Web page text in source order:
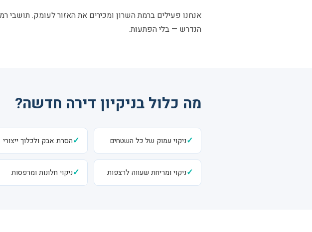
אנחנו פעילים ברמת השרון ומכירים את האזור לעומק. תושבי
הנדרש — בלי הפתעות.
מה כלול בניקיון דירה חדשה?
✓ניקוי עמוק של כל השטחים ✓הסרת אבק ולכלוך ייצורי
✓ניקוי ומריחת שעווה לרצפות ✓ניקוי חלונות ומרפסות